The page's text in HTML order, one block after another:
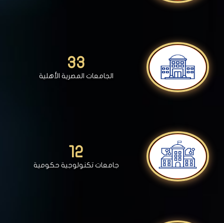
33
الجامعات المصرية الأهلية
12
جامعات تكنولوجية حكومية